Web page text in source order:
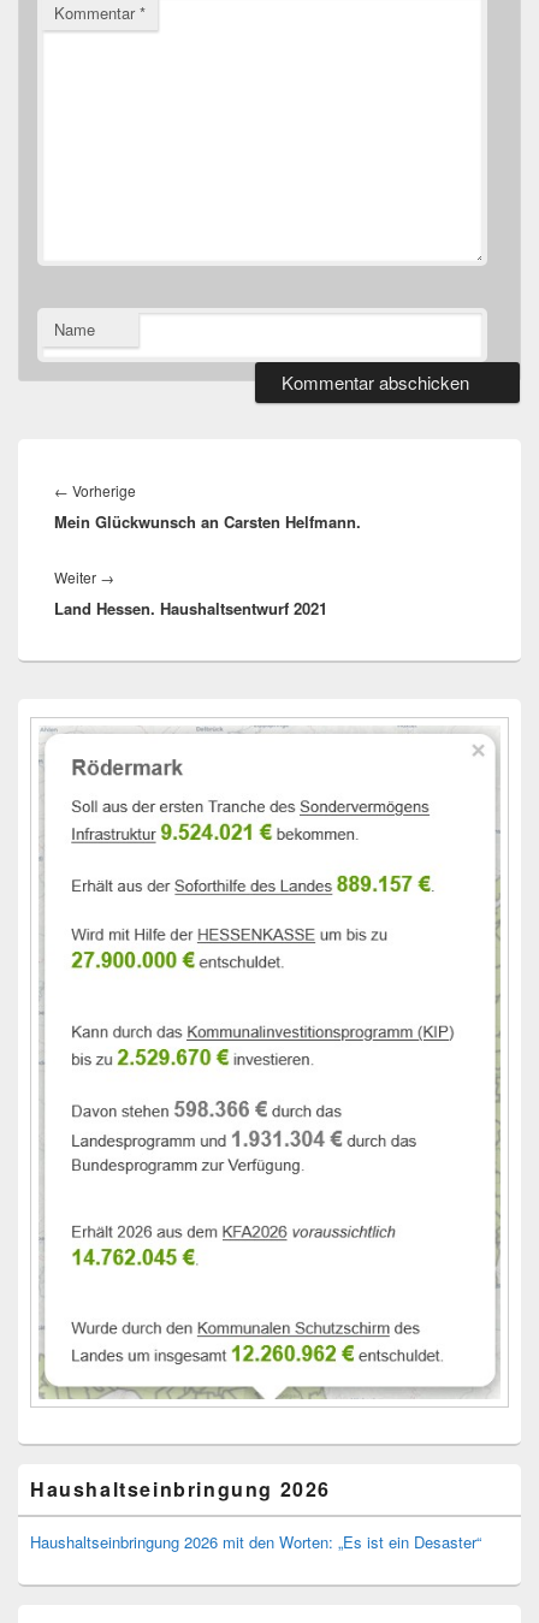
Kommentar*
Name
← Vorherige
Beitrag:
Mein Glückwunsch an Carsten Helfmann.
Weiter →
Beitrag:
Land Hessen. Haushaltsentwurf 2021
Seitenleisten-
Widgetbereich
Haushaltseinbringung 2026
Haushaltseinbringung 2026 mit den Worten: „Es ist ein Desaster“